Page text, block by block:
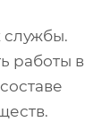
службы.
работы в